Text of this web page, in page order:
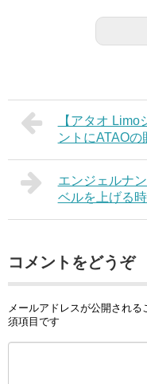
【アタオ
ントにATAOの
エンジェルナ
ベルを上げる時
コメントをどうぞ
メールアドレスが公開される
須項目です